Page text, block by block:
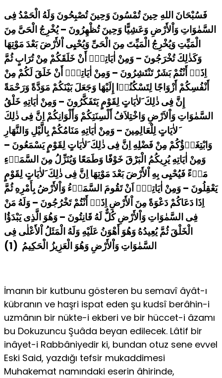
فَسُبْحَانَ اللهِ حِينَ تُمْسُونَ وَحِينَ تُصْبِحُونَ وَلَهُ الْحَمْدُ فِى
السَّمٰوَاتِ وَاْلأَرْضِ وَعَشِيًّا وَحِينَ تُظْهِرُونَ – يُخْرِجُ الْحَىَّ مِنَ
الْمَيِّتِ وَيُخْرِجُ الْمَيِّتَ مِنَ الْحَىِّ وَيُحْيِى اْلأَرْضَ بَعْدَ مَوْتِهَا
وَكَذٰلِكَ تُخْرَجُونَ – وَمِنْ اٰيَاتِهِۤ أَنْ خَلَقَكُمْ مِنْ تُرَابٍ ثُمَّ
اِذَاۤ أَنْتُمْ بَشَرٌ تَنْتَشِرُونَ – وَمِنْ اٰيَاتِهِۤ أَنْ خَلَقَ لَكُمْ مِنْ
أَنْفُسِكُمْ أَزْوَاجًا لِتَسْكُنُوۤا إِلَيْهَا وَجَعَلَ بَيْنَكُمْ مَوَدَّةً وَرَحْمَةً
إِنَّ فِى ذٰلِكَ َلاٰيَاتٍ لِقَوْمٍ يَتَفَكَّرُونَ – وَمِنْ اٰيَاتِهِ خَلْقُ
السَّمٰوَاتِ وَاْلاَرْضِ وَاخْتِلاَفُ أَلْسِنَتِكُمْ وَأَلْوَانِكُمْ اِنَّ فِى ذٰلِكَ
َلاٰيَاتٍ لِلْعَالِمِينَ – وَمِنْ اٰيَاتِهِ مَنَامُكُمْ بِالَّيْلِ وَالنَّهَارِ
وَابْتِغَاۤؤُكُمْ مِنْ فَضْلِهِ اِنَّ فِى ذٰلِكَ َلاٰيَاتٍ لِقَوْمٍ يَسْمَعُونَ –
وَمِنْ اٰيَاتِهِ يُرِيكُمُ الْبَرْقَ خَوْفًا وَطَمَعًا وَيُنَزِّلُ مِنَ السَّمَاۤءِ
مَاۤءً فَيُحْيِى بِهِ اْلأَرْضَ بَعْدَ مَوْتِهَا اِنَّ فِى ذٰلِكَ َلاٰيَاتٍ لِقَوْمٍ
يَعْقِلُونَ – وَمِنْ اٰيَاتِهِۤ اَنْ تَقُومَ السَّمَاۤءُ وَاْلأَرْضُ بِأَمْرِهِ ثُمَّ
اِذَا دَعَاكُمْ دَعْوَةً مِنَ اْلأَرْضِ اِذَاۤ أَنْتُمْ تَخْرُجُونَ – وَلَهُ مَنْ
فِى السَّمٰوَاتِ وَاْلأَرْضِ كُلٌّ لَهُ قَانِتُونَ – وَهُوَ الَّذِى يَبْدَؤُا
الْخَلْقَ ثُمَّ يُعِيدُهُ وَهُوَ أَهْوَنُ عَلَيْهِ وَلَهُ الْمَثَلُ اْلأَعْلٰى فِى
السَّمٰوَاتِ وَاْلأَرْضِ وَهُوَ الْعَزِيزُ الْحَكِيمُ (1)
İmanın bir kutbunu gösteren bu semavî âyât-ı
kübranın ve haşri ispat eden şu kudsî berâhin-i
uzmânın bir nükte-i ekberi ve bir hüccet-i âzamı
bu Dokuzuncu Şuâda beyan edilecek. Lâtif bir
inâyet-i Rabbâniyedir ki, bundan otuz sene evvel
Eski Said, yazdığı tefsir mukaddimesi
Muhakemat namındaki eserin âhirinde,